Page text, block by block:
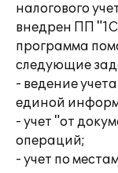
налогового
внедрен ПП
программа
следующие
- ведение
единой
- учет "от
операций;
- учет по